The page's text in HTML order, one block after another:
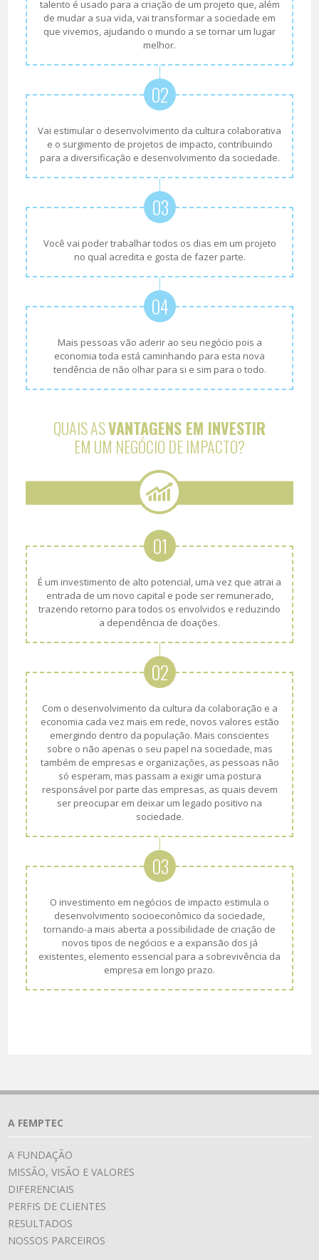
talento é usado para a criação de um projeto que, além
de mudar a sua vida, vai transformar a sociedade em
que vivemos, ajudando o mundo a se tornar um lugar
melhor.
02
Vai estimular o desenvolvimento da cultura colaborativa
e o surgimento de projetos de impacto, contribuindo
para a diversificação e desenvolvimento da sociedade.
03
Você vai poder trabalhar todos os dias em um projeto
no qual acredita e gosta de fazer parte.
04
Mais pessoas vão aderir ao seu negócio pois a
economia toda está caminhando para esta nova
tendência de não olhar para si e sim para o todo.
QUAIS ASVANTAGENS EM INVESTIR
EM UM NEGÓCIO DE IMPACTO?
01
É um investimento de alto potencial, uma vez que atrai a
entrada de um novo capital e pode ser remunerado,
trazendo retorno para todos os envolvidos e reduzindo
a dependência de doações.
02
Com o desenvolvimento da cultura da colaboração e a
economia cada vez mais em rede, novos valores estão
emergindo dentro da população. Mais conscientes
sobre o não apenas o seu papel na sociedade, mas
também de empresas e organizações, as pessoas não
só esperam, mas passam a exigir uma postura
responsável por parte das empresas, as quais devem
ser preocupar em deixar um legado positivo na
sociedade.
03
O investimento em negócios de impacto estimula o
desenvolvimento socioeconômico da sociedade,
tornando-a mais aberta a possibilidade de criação de
novos tipos de negócios e a expansão dos já
existentes, elemento essencial para a sobrevivência da
empresa em longo prazo.
A FEMPTEC
A FUNDAÇÃO
MISSÃO, VISÃO E VALORES
DIFERENCIAIS
PERFIS DE CLIENTES
RESULTADOS
NOSSOS PARCEIROS